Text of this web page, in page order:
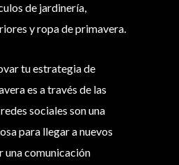
de jardinería,
y ropa de primavera.
tu estrategia de
es a través de las
sociales son una
para llegar a nuevos
una comunicación